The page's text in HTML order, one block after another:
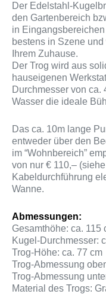
Der Edelstahl-
den Gartenbereich
in
bestens in Szene
Ihrem Zuhause.
Der Trog wird aus
hauseigenen
Durchmesser von ca.
Wasser die ideale
Das ca. 10m lange
entweder über den
im “Wohnbereich”
von nur € 110,–
Kabeldurchführung
Wanne.
Abmessungen:
Gesamthöhe: ca. 115
Kugel-Durchmesser:
Trog-Höhe: ca. 77 cm
Trog-Abmessung
Trog-Abmessung
Material des Trogs: